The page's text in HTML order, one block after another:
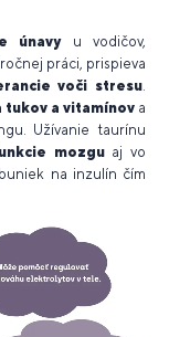
únavyu vodičov,
práci, prispieva
voči stresu.
tukov a vitamínov a
Užívanie taurínu
mozguaj vo
na inzulín čím